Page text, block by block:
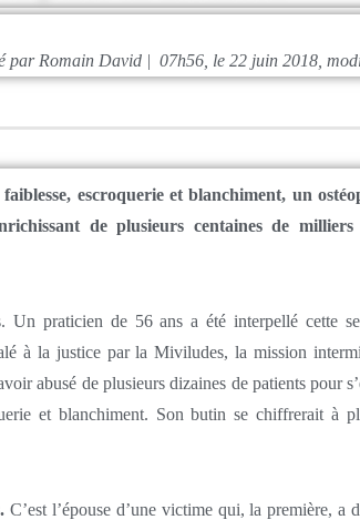
par Romain David | 07h56, le 22 juin 2018,
escroquerie et blanchiment, un
de plusieurs centaines de
Un praticien de 56 ans a été interpellé cette
à la justice par la Miviludes, la mission
abusé de plusieurs dizaines de patients pour
et blanchiment. Son butin se chiffrerait à
C’est l’épouse d’une victime qui, la première, a